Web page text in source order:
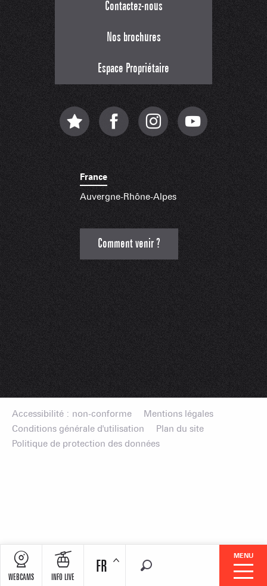
MENU
Recherche
FR
WEBCAMS INFO LIVE
Contactez-nous
Nos brochures
Espace Propriétaire
France
Auvergne-Rhône-Alpes
Comment venir ?
Accessibilité : non-conforme
Mentions légales
Conditions générale d'utilisation
Plan du site
Politique de protection des données